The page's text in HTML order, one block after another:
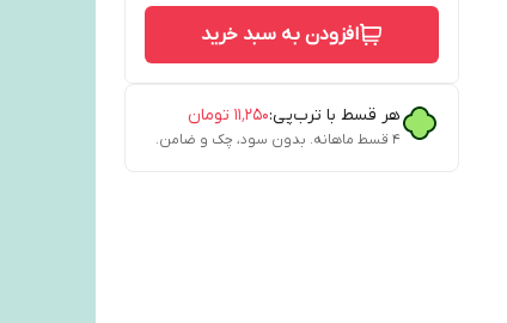
افزودن به سبد خرید
هر قسط با ترب‌پی:۱۱٬۲۵۰ تومان
۴ قسط ماهانه. بدون سود، چک و ضامن.